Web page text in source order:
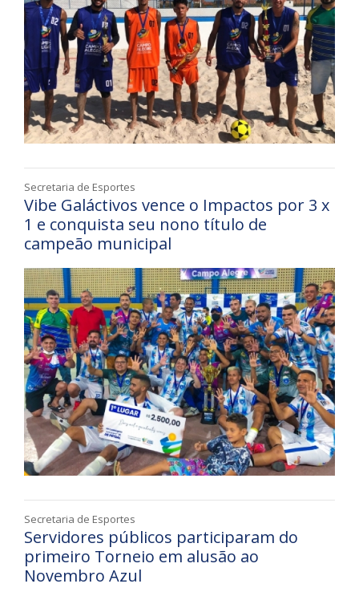
Secretaria de Esportes
Vibe Galáctivos vence o Impactos por 3 x
1 e conquista seu nono título de
campeão municipal
Secretaria de Esportes
Servidores públicos participaram do
primeiro Torneio em alusão ao
Novembro Azul